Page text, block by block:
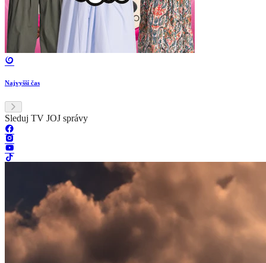
Najvyšší čas
Sleduj TV JOJ správy